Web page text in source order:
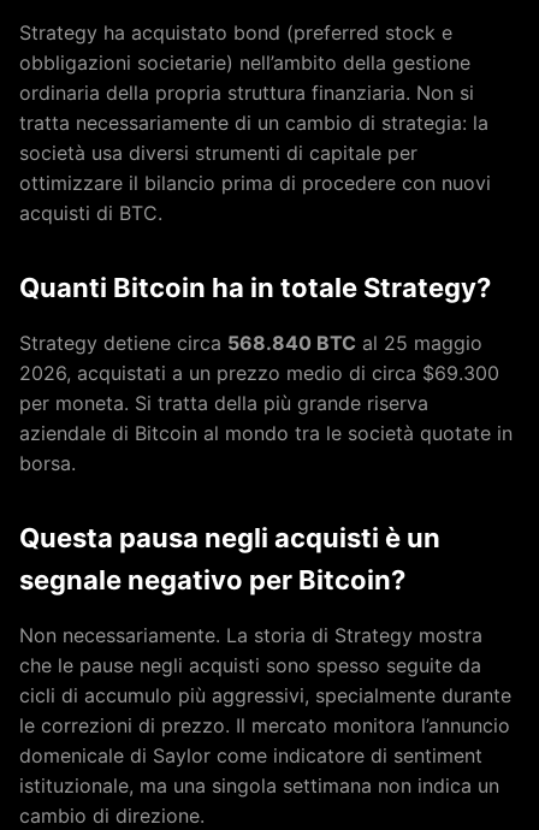
Strategy ha acquistato bond (preferred stock e
obbligazioni societarie) nell’ambito della gestione
ordinaria della propria struttura finanziaria. Non si
tratta necessariamente di un cambio di strategia: la
società usa diversi strumenti di capitale per
ottimizzare il bilancio prima di procedere con nuovi
acquisti di BTC.
Quanti Bitcoin ha in totale Strategy?
Strategy detiene circa 568.840 BTC al 25 maggio
2026, acquistati a un prezzo medio di circa $69.300
per moneta. Si tratta della più grande riserva
aziendale di Bitcoin al mondo tra le società quotate in
borsa.
Questa pausa negli acquisti è un
segnale negativo per Bitcoin?
Non necessariamente. La storia di Strategy mostra
che le pause negli acquisti sono spesso seguite da
cicli di accumulo più aggressivi, specialmente durante
le correzioni di prezzo. Il mercato monitora l’annuncio
domenicale di Saylor come indicatore di sentiment
istituzionale, ma una singola settimana non indica un
cambio di direzione.